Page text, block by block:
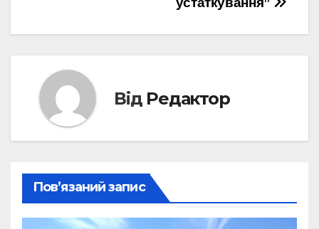
Від Редактор
Пов’язаний запис